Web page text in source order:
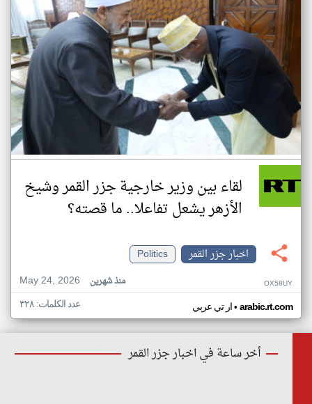
لقاء بين وزير خارجية جزر القمر وشيخ
الأزهر يشعل تفاعلا.. ما قصته؟
اخبار جزر القمر
Politics
May 24, 2026
منذ شهرين OX58UY
ار تي عربي• arabic.rt.com عدد الكلمات: ٣٢٨
أخر ساعة في اخبار جزر القمر